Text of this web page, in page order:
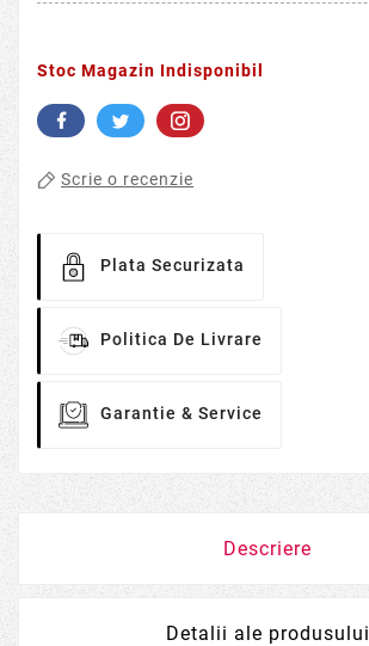
Stoc Magazin Indisponibil
Scrie o recenzie
Plata Securizata
Politica De Livrare
Garantie & Service
Descriere
Detalii ale produsului